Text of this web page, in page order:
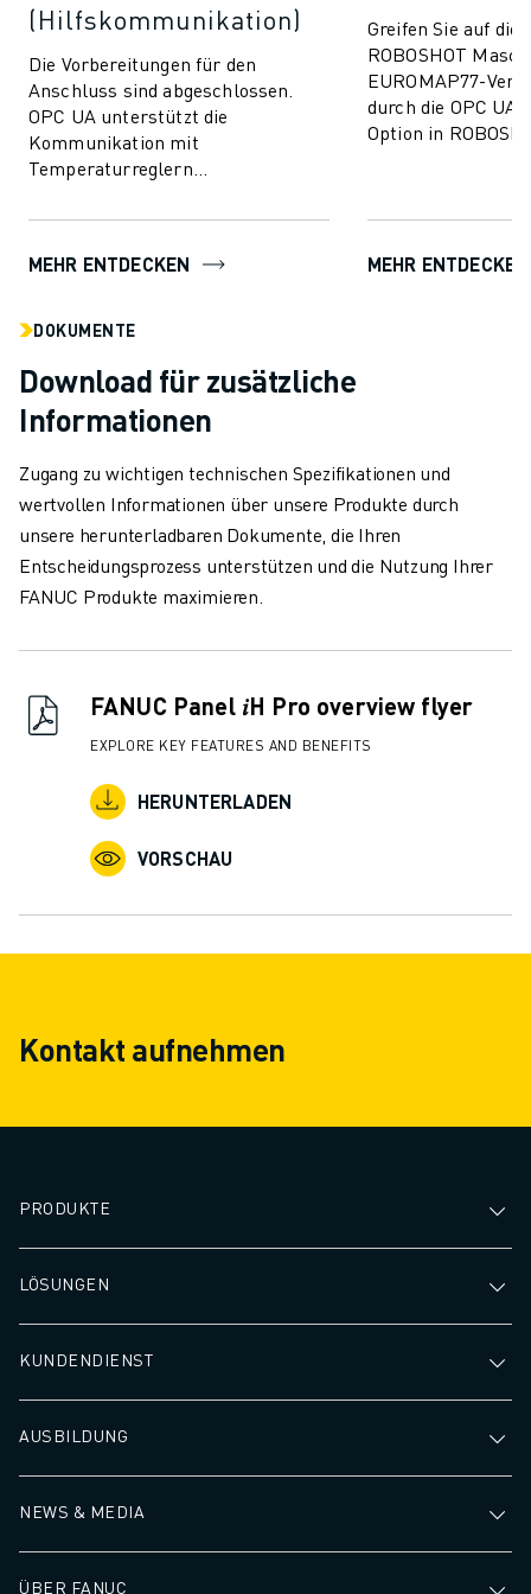
ÜBER FANUC
UNSERE STANDORTE
NACHHALTIGKEIT
KARRIERE
GESTALTEN SIE IHRE ZUKUNFT MIT FANUC
KONTAKT
KONTAKT
IMPRESSUM
(Hilfskommunikation)
Die Vorbereitungen für den
Anschluss sind abgeschlossen.
OPC UA unterstützt die
Kommunikation mit
Temperaturreglern
eine nahtlose Integration.
MEHR ENTDECKEN
Greifen Sie auf die
ROBOSHOT
EUROMAP77-
durch die OPC
Option in
MEHR ENTDECKEN
DOKUMENTE
Download für zusätzliche
Informationen
Zugang zu wichtigen technischen Spezifikationen und
wertvollen Informationen über unsere Produkte durch
unsere herunterladbaren Dokumente, die Ihren
Entscheidungsprozess unterstützen und die Nutzung Ihrer
FANUC Produkte maximieren.
FANUC Panel 𝑖H Pro overview flyer
EXPLORE KEY FEATURES AND BENEFITS
HERUNTERLADEN
VORSCHAU
Kontakt aufnehmen
PRODUKTE
LÖSUNGEN
KUNDENDIENST
AUSBILDUNG
NEWS & MEDIA
ÜBER FANUC